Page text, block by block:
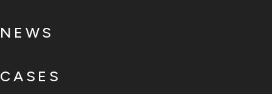
NEWS
CASES